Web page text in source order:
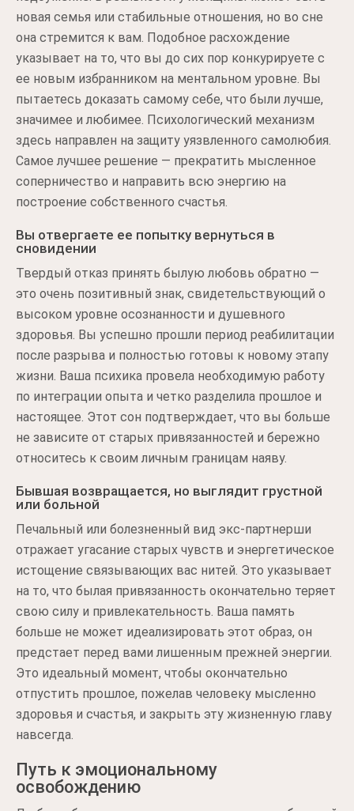
новая семья или стабильные отношения, но во сне
она стремится к вам. Подобное расхождение
указывает на то, что вы до сих пор конкурируете с
ее новым избранником на ментальном уровне. Вы
пытаетесь доказать самому себе, что были лучше,
значимее и любимее. Психологический механизм
здесь направлен на защиту уязвленного самолюбия.
Самое лучшее решение — прекратить мысленное
соперничество и направить всю энергию на
построение собственного счастья.
Вы отвергаете ее попытку вернуться в
сновидении
Твердый отказ принять былую любовь обратно —
это очень позитивный знак, свидетельствующий о
высоком уровне осознанности и душевного
здоровья. Вы успешно прошли период реабилитации
после разрыва и полностью готовы к новому этапу
жизни. Ваша психика провела необходимую работу
по интеграции опыта и четко разделила прошлое и
настоящее. Этот сон подтверждает, что вы больше
не зависите от старых привязанностей и бережно
относитесь к своим личным границам наяву.
Бывшая возвращается, но выглядит грустной
или больной
Печальный или болезненный вид экс-партнерши
отражает угасание старых чувств и энергетическое
истощение связывающих вас нитей. Это указывает
на то, что былая привязанность окончательно теряет
свою силу и привлекательность. Ваша память
больше не может идеализировать этот образ, он
предстает перед вами лишенным прежней энергии.
Это идеальный момент, чтобы окончательно
отпустить прошлое, пожелав человеку мысленно
здоровья и счастья, и закрыть эту жизненную главу
навсегда.
Путь к эмоциональному
освобождению